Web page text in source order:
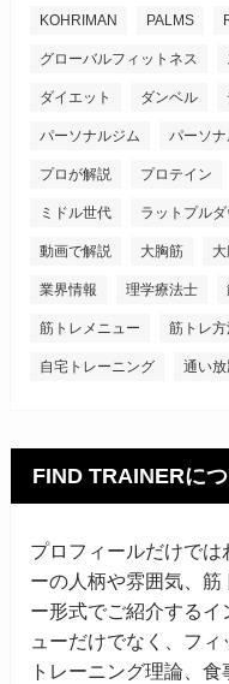
KOHRIMAN PALMS
グローバルフィットネス
ダイエット ダンベル
パーソナルジム パーソ
プロが解説 プロテイン
ミドル世代 ラットプルダ
動画で解説 大胸筋
業界情報 理学療法士
筋トレメニュー 筋トレ
自宅トレーニング 通い放
FIND TRAINERに
プロフィールだけで
ーの人柄や雰囲気、筋
ー形式でご紹介する
ューだけでなく、フ
トレーニング理論、